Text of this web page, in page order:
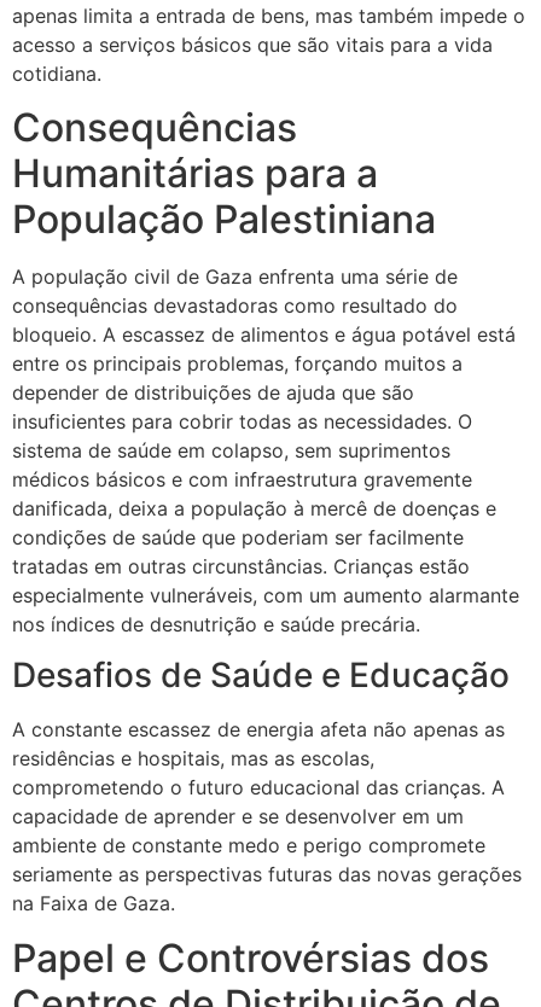
apenas limita a entrada de bens, mas também impede o
acesso a serviços básicos que são vitais para a vida
cotidiana.
Consequências
Humanitárias para a
População Palestiniana
A população civil de Gaza enfrenta uma série de
consequências devastadoras como resultado do
bloqueio. A escassez de alimentos e água potável está
entre os principais problemas, forçando muitos a
depender de distribuições de ajuda que são
insuficientes para cobrir todas as necessidades. O
sistema de saúde em colapso, sem suprimentos
médicos básicos e com infraestrutura gravemente
danificada, deixa a população à mercê de doenças e
condições de saúde que poderiam ser facilmente
tratadas em outras circunstâncias. Crianças estão
especialmente vulneráveis, com um aumento alarmante
nos índices de desnutrição e saúde precária.
Desafios de Saúde e Educação
A constante escassez de energia afeta não apenas as
residências e hospitais, mas as escolas,
comprometendo o futuro educacional das crianças. A
capacidade de aprender e se desenvolver em um
ambiente de constante medo e perigo compromete
seriamente as perspectivas futuras das novas gerações
na Faixa de Gaza.
Papel e Controvérsias dos